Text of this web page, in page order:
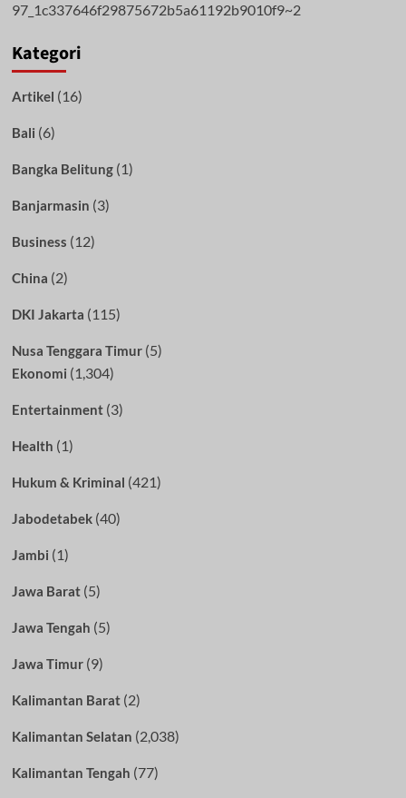
Kategori
Artikel (16)
Bali (6)
Bangka Belitung(1)
Banjarmasin (3)
Business (12)
China (2)
DKI Jakarta (115)
Nusa Tenggara Timur(5)
Ekonomi (1,304)
Entertainment(3)
Health (1)
Hukum & Kriminal (421)
Jabodetabek(40)
Jambi (1)
Jawa Barat(5)
Jawa Tengah (5)
Jawa Timur(9)
Kalimantan Barat(2)
Kalimantan Selatan (2,038)
Kalimantan Tengah (77)